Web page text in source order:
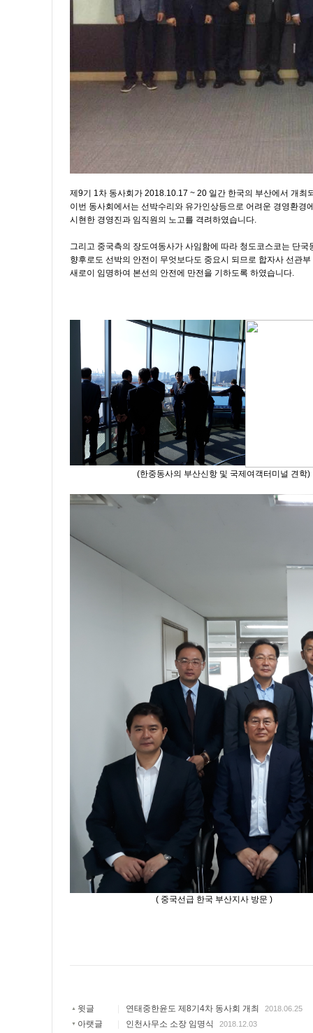
제9기 1차 동사회가 2018.10.17 ~ 20 일간 한국의 부산에서 개최
이번 동사회에서는 선박수리와 유가인상등으로 어려운 경영환경
시현한 경영진과 임직원의 노고를 격려하였습니다.
그리고 중국측의 장도여동사가 사임함에 따라 청도코스코는 단
향후로도 선박의 안전이 무엇보다도 중요시 되므로 합자사 선관
새로이 임명하여 본선의 안전에 만전을 기하도록 하였습니다.
(한중동사의 부산신항 및 국제여객터미널 견학)
( 중국선급 한국 부산지사 방문 )
▲ 윗글 연태중한윤도 제8기4차 동사회 개최 2018.06.25
▼ 아랫글 인천사무소 소장 임명식 2018.12.03